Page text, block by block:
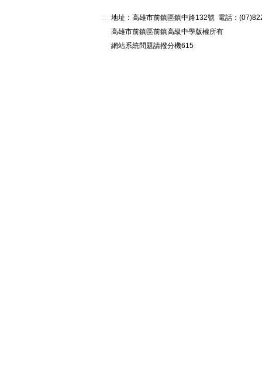
:::
地址：高雄市前鎮區鎮中路132號 電話：
高雄市前鎮區前鎮高級中學版權所有
網站系統問題請撥分機615